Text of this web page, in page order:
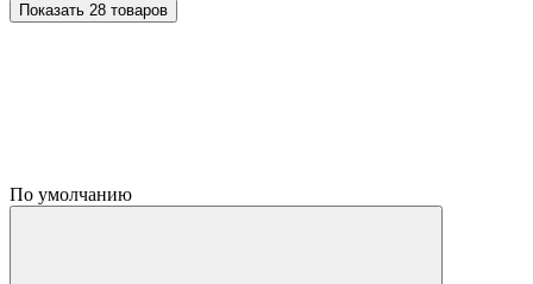
Показать 28 товаров
По умолчанию